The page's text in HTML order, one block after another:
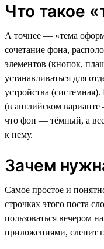
Что такое
А точнее — «тема
сочетание фона,
элементов (кнопок,
устанавливаться для
устройства
(в английском
что фон — тёмный, а
к нему.
Зачем
Самое простое и
строчках этого поста
пользоваться вечером
приложениями, слепит